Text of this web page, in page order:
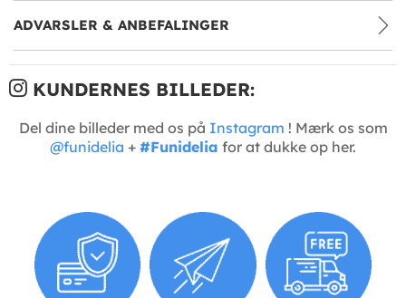
ADVARSLER & ANBEFALINGER
KUNDERNES BILLEDER:
Del dine billeder med os på Instagram ! Mærk os som
@funidelia + #Funidelia for at dukke op her.